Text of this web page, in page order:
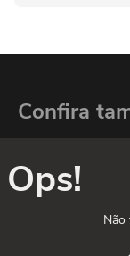
Confira
Ops!